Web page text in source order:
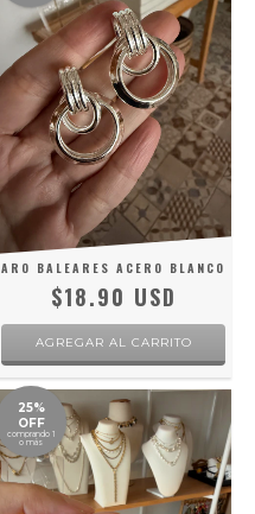
ARO BALEARES ACERO BLANCO
$18.90 USD
25%
OFF
comprando 1
o más